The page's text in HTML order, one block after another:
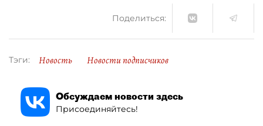
Поделиться:
Тэги: Новость Новости подписчиков
Обсуждаем новости здесь
Присоединяйтесь!